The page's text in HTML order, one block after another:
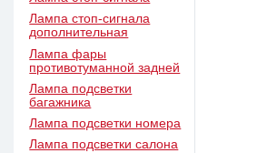
Лампа стоп-сигнала
дополнительная
Лампа фары
противотуманной задней
Лампа подсветки
багажника
Лампа подсветки номера
Лампа подсветки салона